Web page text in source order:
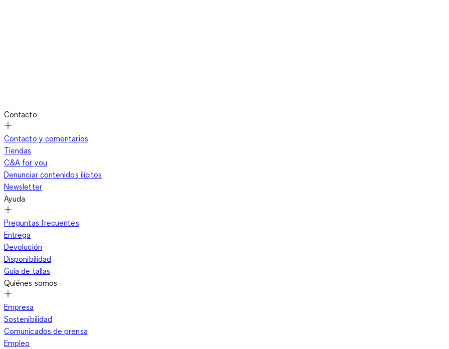
Contacto
Contacto y comentarios
Tiendas
C&A for you
Denunciar contenidos ilícitos
Newsletter
Ayuda
Preguntas frecuentes
Entrega
Devolución
Disponibilidad
Guía de tallas
Quiénes somos
Empresa
Sostenibilidad
Comunicados de prensa
Empleo